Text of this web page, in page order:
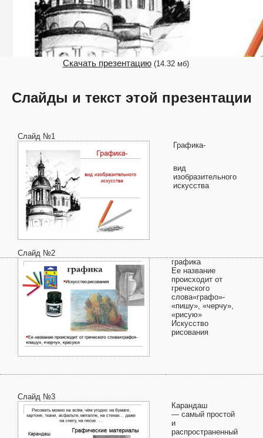
Скачать презентацию(14.32 мб)
Слайды и текст этой презентации
Слайд №1
Графика-
вид
изобразительного
искусства
Слайд №2
графика
Ее название
происходит от
греческого
слова«графо»-
«пишу», «черчу»,
«рисую»
Искусство
рисования
Слайд №3
Карандаш
— самый простой
и
распространенный